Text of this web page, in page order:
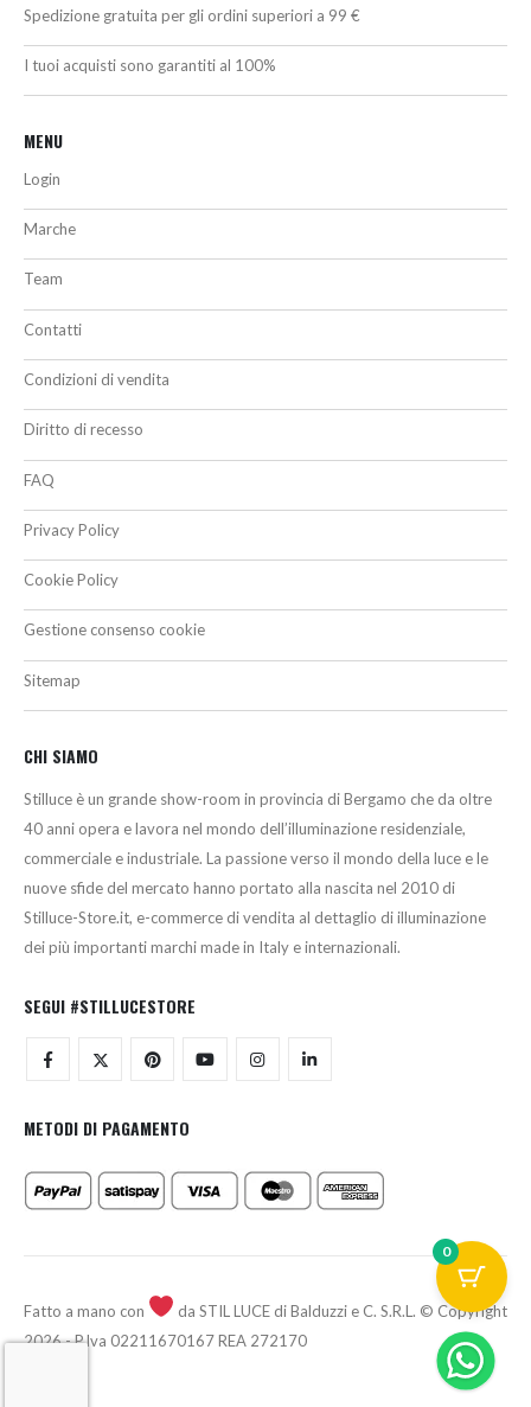
Spedizione gratuita per gli ordini superiori a 99 €
I tuoi acquisti sono garantiti al 100%
MENU
Login
Marche
Team
Contatti
Condizioni di vendita
Diritto di recesso
FAQ
Privacy Policy
Cookie Policy
Gestione consenso cookie
Sitemap
CHI SIAMO
Stilluce è un grande show-room in provincia di Bergamo che da oltre
40 anni opera e lavora nel mondo dell’illuminazione residenziale,
commerciale e industriale. La passione verso il mondo della luce e le
nuove sfide del mercato hanno portato alla nascita nel 2010 di
Stilluce-Store.it, e-commerce di vendita al dettaglio di illuminazione
dei più importanti marchi made in Italy e internazionali.
SEGUI #STILLUCESTORE
METODI DI PAGAMENTO
Fatto a mano con
da STIL LUCE di Balduzzi e C. S.R.L. © Copyright
2026 - P.Iva 02211670167 REA 272170
0